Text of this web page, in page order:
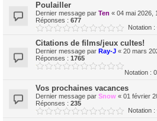
Poulailler
Dernier message par Ten « 04 mai 2026,
Réponses : 677
Notation :
Citations de films/jeux cultes!
Dernier message par Ray-J « 20 mars
Réponses : 1765
Notation :
Vos prochaines vacances
Dernier message par Snow « 01 février
Réponses : 235
Notation :